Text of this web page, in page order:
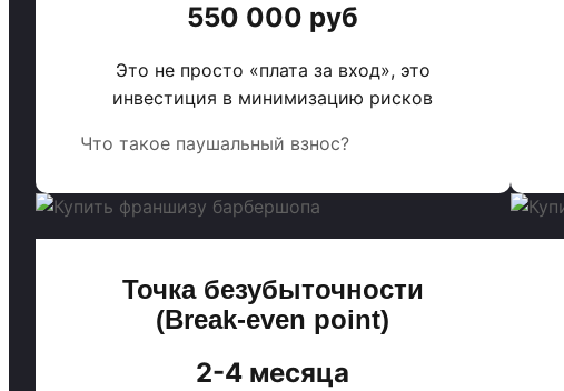
550 000 руб
Это не просто «плата за вход», это
инвестиция в минимизацию рисков
Что такое паушальный взнос?
Точка безубыточности
(Break-even point)
2-4 месяца